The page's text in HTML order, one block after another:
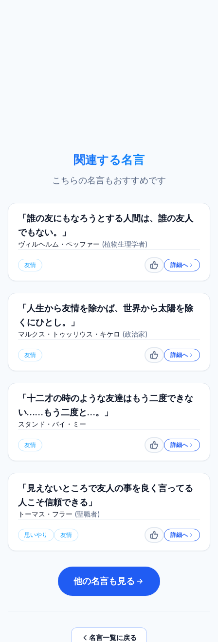
関連する名言
こちらの名言もおすすめです
「誰の友にもなろうとする人間は、誰の友人
でもない。」
ヴィルヘルム・ペッファー (植物生理学者)
友情 いいね詳細へ
「人生から友情を除かば、世界から太陽を除
くにひとし。」
マルクス・トゥッリウス・キケロ (政治家)
友情 いいね詳細へ
「十二才の時のような友達はもう二度できな
い……もう二度と…。」
スタンド・バイ・ミー
友情 いいね詳細へ
「見えないところで友人の事を良く言ってる
人こそ信頼できる」
トーマス・フラー (聖職者)
思いやり 友情 いいね詳細へ
他の名言も見る
名言一覧に戻る